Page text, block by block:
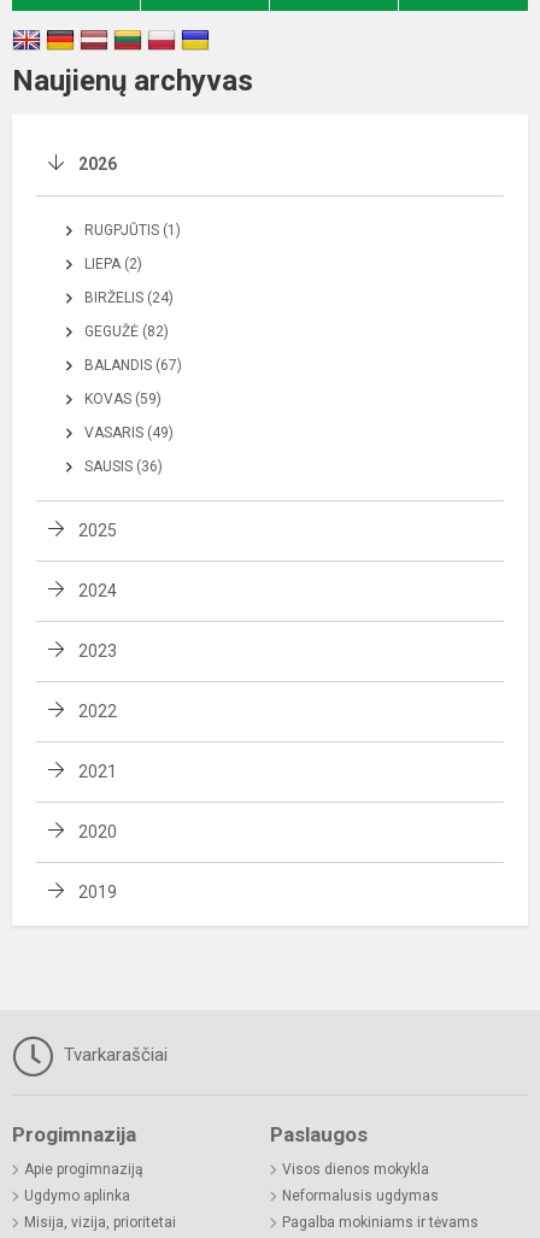
Naujienų archyvas
2026
RUGPJŪTIS (1)
LIEPA (2)
BIRŽELIS (24)
GEGUŽĖ (82)
BALANDIS (67)
KOVAS (59)
VASARIS (49)
SAUSIS (36)
2025
2024
2023
2022
2021
2020
2019
Tvarkaraščiai
Progimnazija
Apie progimnaziją
Ugdymo aplinka
Misija, vizija, prioritetai
Paslaugos
Visos dienos mokykla
Neformalusis ugdymas
Pagalba mokiniams ir tėvams